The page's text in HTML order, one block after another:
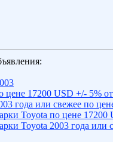
цене 17200 USD +/- 5%
года или свежее по
Toyota по цене 17200
Toyota 2003 года или